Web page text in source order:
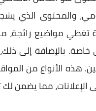
والمحتوى الذي
تغطي مواضيع رائجة،
بالإضافة إلى
الأنواع من
مما يضمن لك